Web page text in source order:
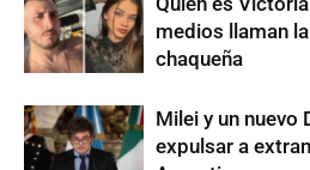
medios llaman
chaqueña
Milei y un nuevo
expulsar a